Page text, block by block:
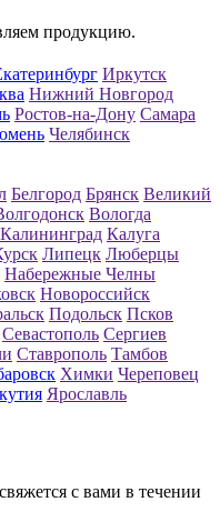
продукцию.
Иркутск
Нижний Новгород
Ростов-на-Дону Самара
Челябинск
Белгород Брянск Великий
Вологда
Калининград Калуга
Липецк Люберцы
Набережные Челны
Новороссийск
Подольск Псков
Севастополь Сергиев
Ставрополь Тамбов
Химки Череповец
Ярославль
с вами в течении